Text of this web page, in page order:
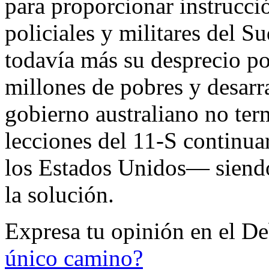
para proporcionar
policiales y militares del
todavía más su desprecio
millones de pobres y
gobierno australiano no
lecciones del 11-S
los Estados Unidos—
la solución.
Expresa tu opinión en el
único camino?